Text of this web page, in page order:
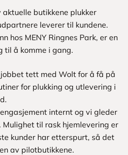
butikkene plukker
leverer til kundene.
hos MENY Ringnes Park, er en
til å komme i gang.
tett med Wolt for å få på
for plukking og utlevering i
internt og vi gleder
Mulighet til rask hjemlevering er
kunder har etterspurt, så det
av pilotbutikkene.